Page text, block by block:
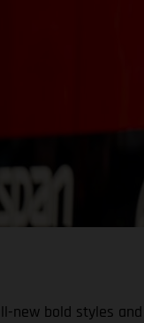
new bold styles